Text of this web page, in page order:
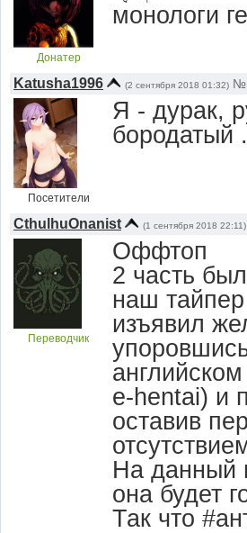
Донатер
монологи
Katusha1996 (2 сентября 2018 01:32)
Посетители
Я - дурак,
бородатый .
CthulhuOnanist (1 сентября 2018 22:11)
Переводчик
Оффтоп
2 часть
наш
изъявил
e-hentai) и
оставив
На данный
она будет
Так что